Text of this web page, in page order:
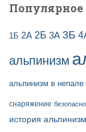
Популярное
1Б 2А 2Б 3А 3Б
альпинизм
альпинизм в непале
снаряжение
история